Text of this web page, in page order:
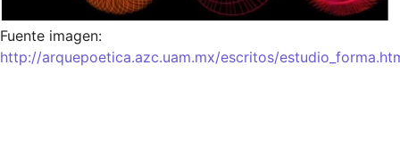
http://arquepoetica.azc.uam.mx/escritos/